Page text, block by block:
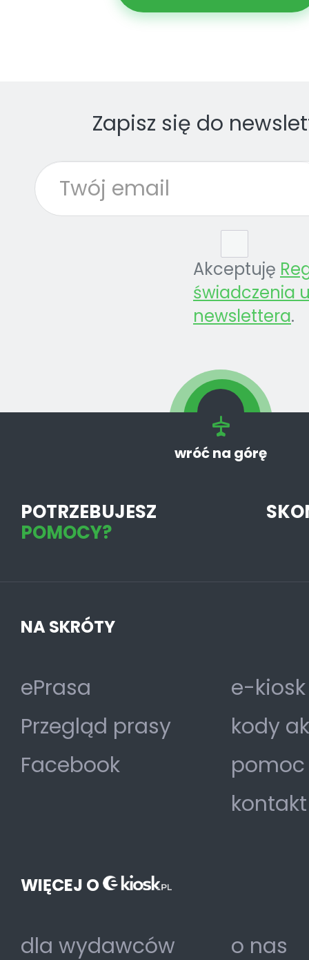
Zapisz się do
Akceptuję
świadczenia
newslettera.
wróć na górę
POTRZEBUJESZ
POMOCY?
NA SKRÓTY
ePrasa
Przegląd prasy
Facebook
e-
kody
pomoc
kontakt
WIĘCEJ O
dla wydawców o nas